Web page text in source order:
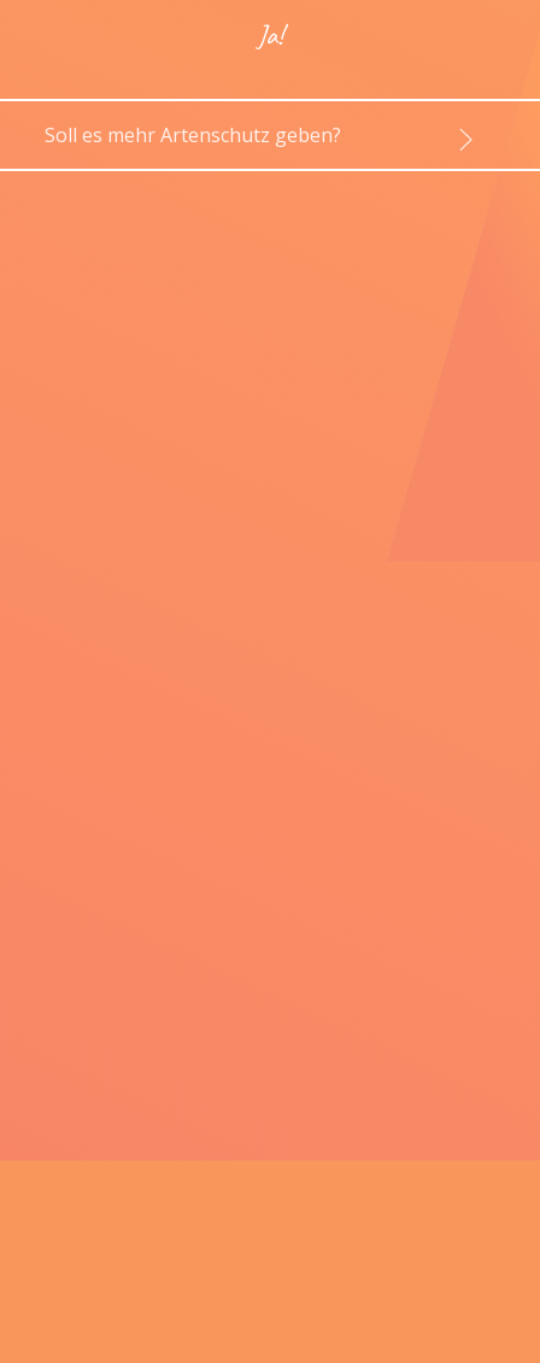
Ja!
Soll es mehr Artenschutz geben?